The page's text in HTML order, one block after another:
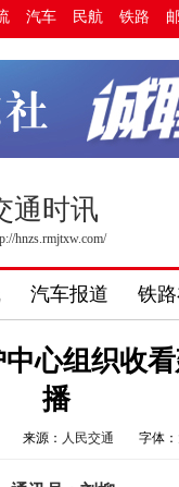
汽车 民航 铁路
通时讯
hnzs.rmjtxw.com/
汽车报道 铁
心组织收
播
来源： 人民交通 字体：